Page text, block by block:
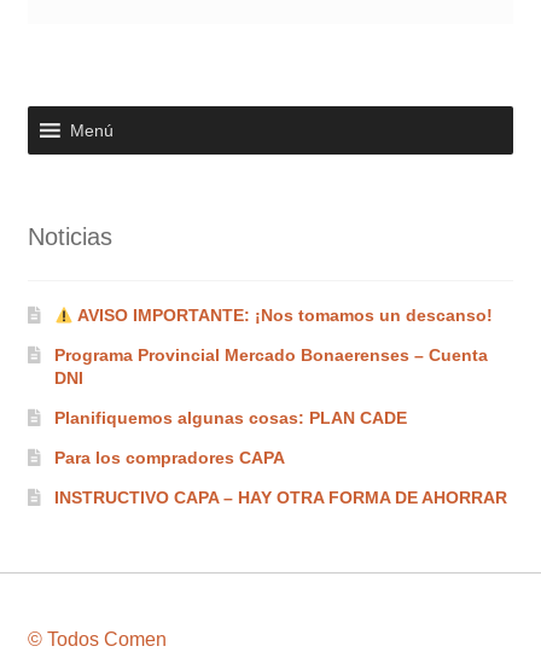
Menú
Noticias
AVISO IMPORTANTE: ¡Nos tomamos un descanso!
Programa Provincial Mercado Bonaerenses – Cuenta
DNI
Planifiquemos algunas cosas: PLAN CADE
Para los compradores CAPA
INSTRUCTIVO CAPA – HAY OTRA FORMA DE AHORRAR
© Todos Comen